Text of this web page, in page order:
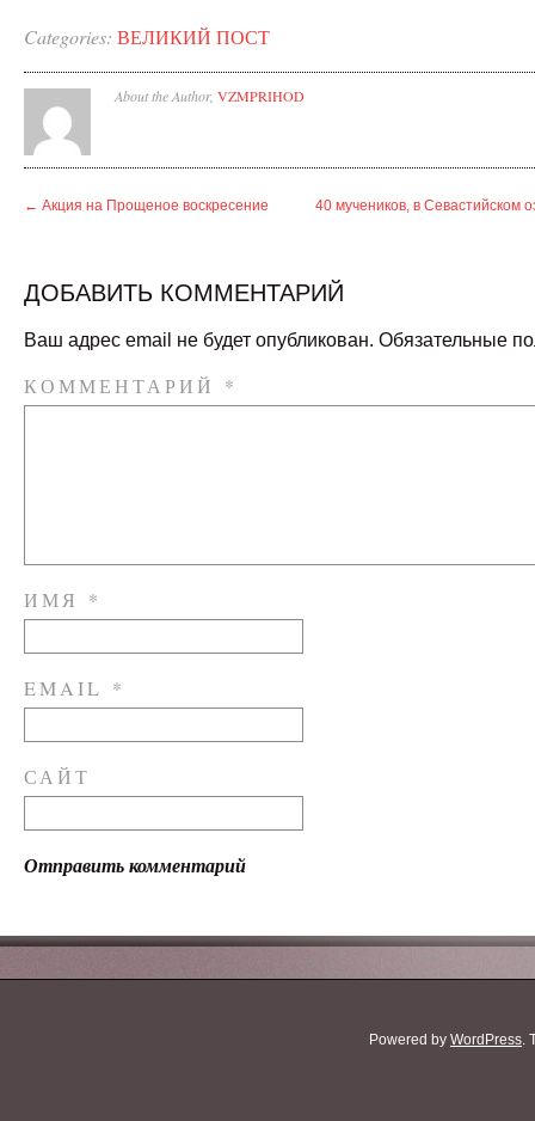
Categories: ВЕЛИКИЙ ПОСТ
About the Author, VZMPRIHOD
← Акция на Прощеное воскресение 40 мучеников, в Севастийском
ДОБАВИТЬ КОММЕНТАРИЙ
Ваш адрес email не будет опубликован. Обязательные
КОММЕНТАРИЙ *
ИМЯ *
EMAIL *
САЙТ
Powered by WordPress.